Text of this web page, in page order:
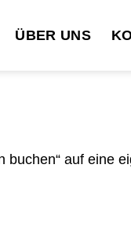
ÜBER UNS
auf eine